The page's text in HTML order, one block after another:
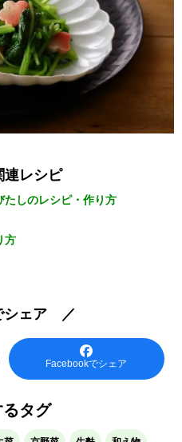
連レシピ
たしのレシピ・作り方
方
ェア ／
Facebookでシェア
るタグ